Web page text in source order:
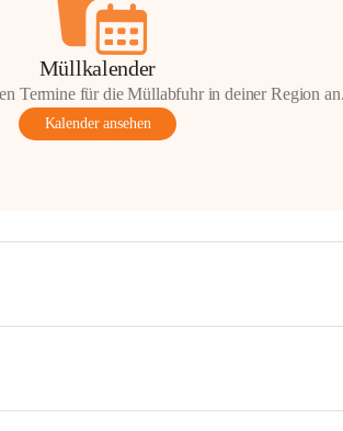
Müllkalender
Termine für die Müllabfuhr in deiner Region
Kalender ansehen